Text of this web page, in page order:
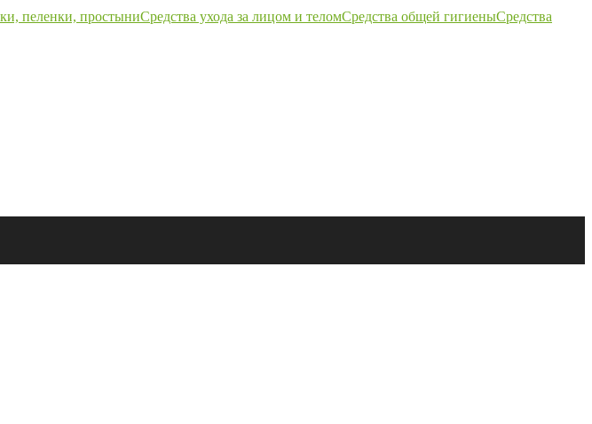
пеленки, простыниСредства ухода за лицом и теломСредства общей гигиеныСредства